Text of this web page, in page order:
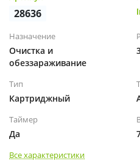
28636
Назначение
Очистка и
обеззараживание
Тип
Картриджный
Таймер
Да
Все характеристики